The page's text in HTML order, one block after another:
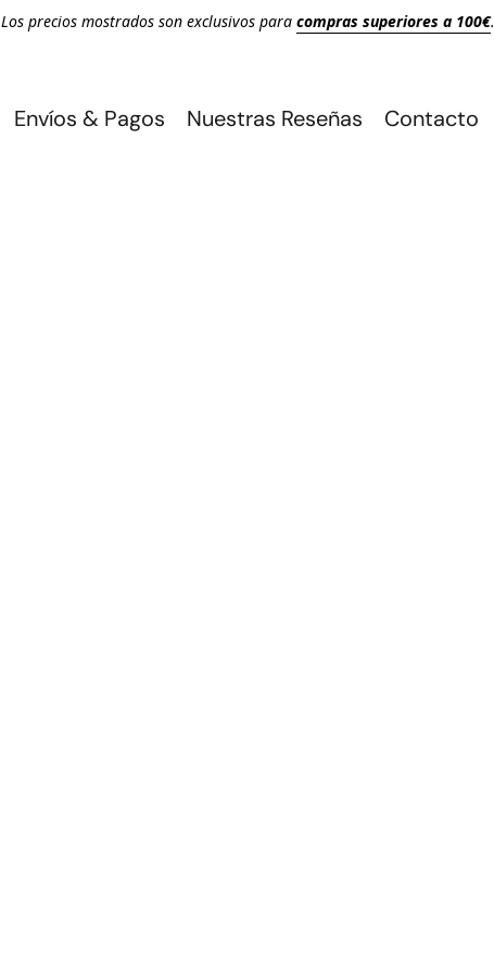
Los precios mostrados son exclusivos para compras superiores a 100€.
Envíos & Pagos Nuestras Reseñas Contacto